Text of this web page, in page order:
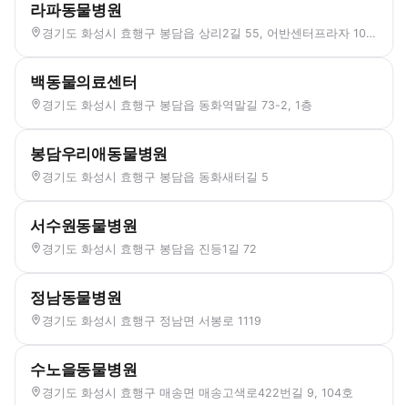
라파동물병원
경기도 화성시 효행구 봉담읍 상리2길 55, 어반센터프라자 103호
백동물의료센터
경기도 화성시 효행구 봉담읍 동화역말길 73-2, 1층
봉담우리애동물병원
경기도 화성시 효행구 봉담읍 동화새터길 5
서수원동물병원
경기도 화성시 효행구 봉담읍 진등1길 72
정남동물병원
경기도 화성시 효행구 정남면 서봉로 1119
수노을동물병원
경기도 화성시 효행구 매송면 매송고색로422번길 9, 104호